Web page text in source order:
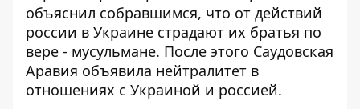
объяснил собравшимся, что от действий
россии в Украине страдают их братья по
вере - мусульмане. После этого Саудовская
Аравия объявила нейтралитет в
отношениях с Украиной и россией.